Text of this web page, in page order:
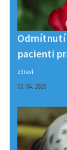
Odmítnutí
pacienti
zdraví
06. 04. 2026